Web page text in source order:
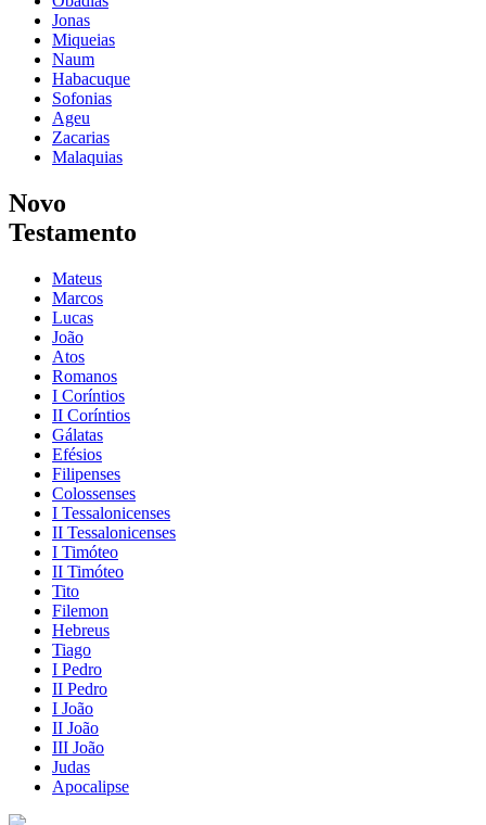
Jonas
Miqueias
Naum
Habacuque
Sofonias
Ageu
Zacarias
Malaquias
Novo
Testamento
Mateus
Marcos
Lucas
João
Atos
Romanos
I Coríntios
II Coríntios
Gálatas
Efésios
Filipenses
Colossenses
I Tessalonicenses
II Tessalonicenses
I Timóteo
II Timóteo
Tito
Filemon
Hebreus
Tiago
I Pedro
II Pedro
I João
II João
III João
Judas
Apocalipse